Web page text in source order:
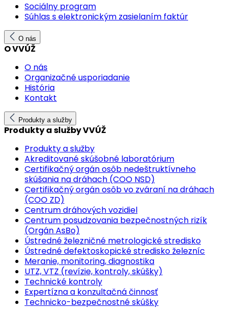
Sociálny program
Súhlas s elektronickým zasielaním faktúr
O nás
O VVÚŽ
O nás
Organizačné usporiadanie
História
Kontakt
Produkty a služby
Produkty a služby VVÚŽ
Produkty a služby
Akreditované skúšobné laboratórium
Certifikačný orgán osôb nedeštruktívneho
skúšania na dráhach (COO NSD)
Certifikačný orgán osôb vo zváraní na dráhach
(COO ZD)
Centrum dráhových vozidiel
Centrum posudzovania bezpečnostných rizík
(Orgán AsBo)
Ústredné železničné metrologické stredisko
Ústredné defektoskopické stredisko železníc
Meranie, monitoring, diagnostika
UTZ, VTZ (revízie, kontroly, skúšky)
Technické kontroly
Expertízna a konzultačná činnosť
Technicko-bezpečnostné skúšky